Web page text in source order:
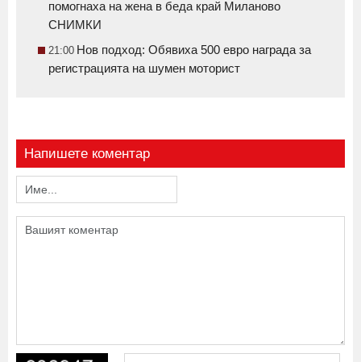
помогнаха на жена в беда край Миланово
СНИМКИ
21:00 Нов подход: Обявиха 500 евро награда за
регистрацията на шумен моторист
Напишете коментар